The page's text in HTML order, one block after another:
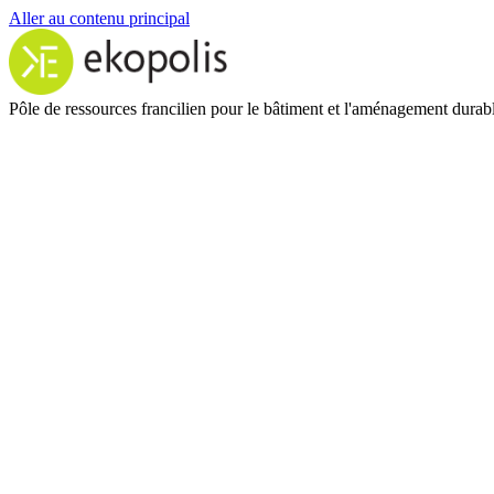
Aller au contenu principal
Pôle de ressources francilien pour le bâtiment et l'aménagement